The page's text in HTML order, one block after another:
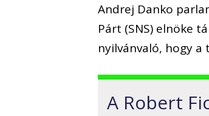
Andrej Danko
Párt (SNS) elnöke
nyilvánvaló, hogy a
A Robert